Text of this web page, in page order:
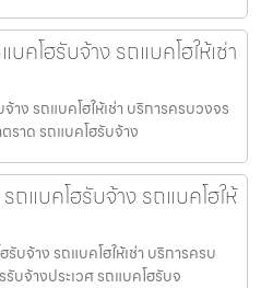
คโฮรับจ้าง รถแบคโฮให้เช่า
าง รถแบคโฮให้เช่า บริการครบวงจร
ราด รถแบคโฮรับจ้าง
ถแบคโฮรับจ้าง รถแบคโฮให้
บจ้าง รถแบคโฮให้เช่า บริการครบ
บจ้างประเวศ รถแบคโฮรับจ